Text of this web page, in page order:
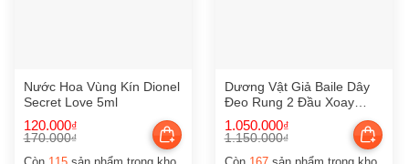
Nước Hoa Vùng Kín Dionel
Secret Love 5ml
170.000₫
gốc
120.000₫
hiện
Dương Vật Giả Baile Dây
Đeo Rung 2 Đầu Xoay
Ngoáy
1.150.000₫
gốc
1.050.000₫
hiện